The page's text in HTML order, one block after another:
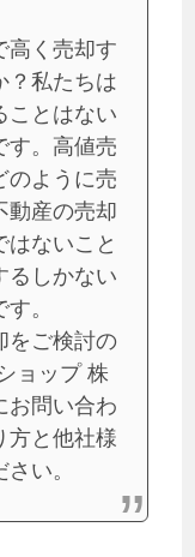
高く売却す
？私たちは
ことはない
す。高値売
のように売
動産の売却
ないこと
るしかない
。
をご検討の
ョップ 株
お問い合わ
方と他社様
い。